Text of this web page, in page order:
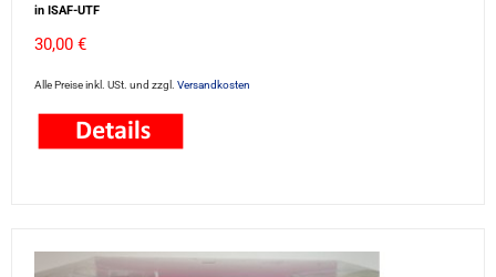
in ISAF-UTF
30,00 €
Alle Preise inkl. USt. und zzgl. Versandkosten